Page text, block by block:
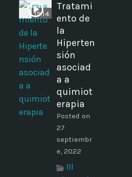
19:14
Tratami
ento de
la
Hiperten
sión
asociad
a a
quimiot
erapia
Posted on
27
septiembr
e, 2022
III